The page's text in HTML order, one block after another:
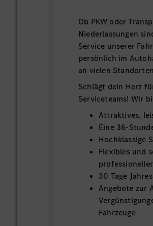
Ob PKW oder
Niederlassungen
Service unserer
persönlich im
an vielen
Schlägt dein Herz
Serviceteams! Wir
Attraktives,
Eine 36-
Hochklassige
Flexibles und
30 Tage
Angebote zur
Fahrzeuge